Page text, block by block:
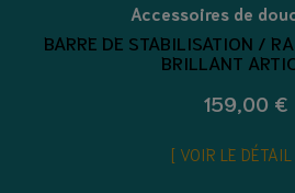
Accessoires de
BARRE DE STABILISATION /
BRILLANT
159,00 €
VOIR LE DÉTAIL